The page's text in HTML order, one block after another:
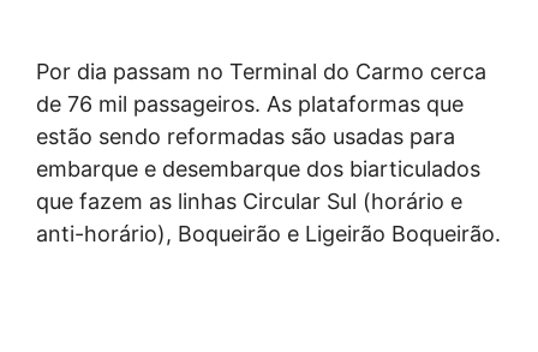
Por dia passam no Terminal do Carmo cerca
de 76 mil passageiros. As plataformas que
estão sendo reformadas são usadas para
embarque e desembarque dos biarticulados
que fazem as linhas Circular Sul (horário e
anti-horário), Boqueirão e Ligeirão Boqueirão.